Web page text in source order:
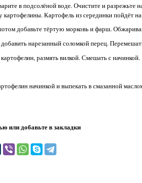
в подсолёной воде. Очистите и разрежьте
картофелины. Картофель из серединки пойдёт
добавьте тёртую морковь и фарш.
нарезанный соломкой перец.
размять вилкой. Смешать с начинкой.
начинкой и выпекать в смазанной
или добавьте в закладки